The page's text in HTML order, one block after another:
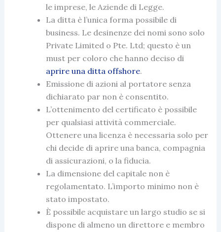
le imprese, le Aziende di Legge.
La dittaè l’unica forma possibile di
business. Le desinenze dei nomi sono solo
Private Limited o Pte. Ltd; questo è un
must per coloro che hanno deciso di
aprire una ditta offshore.
Emissione di azioni al portatore senza
dichiarato par non è consentito.
L’ottenimento del certificato è possibile
per qualsiasi attività commerciale.
Ottenere una licenza è necessaria solo per
chi decide di aprire una banca, compagnia
di assicurazioni, o la fiducia.
La dimensione del capitale non è
regolamentato. L’importo minimo non è
stato impostato.
È possibile acquistare un largo studio se si
dispone di almeno un direttore e membro